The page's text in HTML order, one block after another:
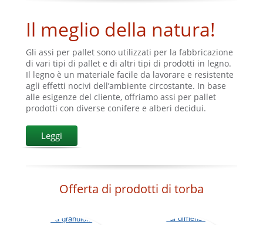
Il meglio della natura!
Gli assi per pallet sono utilizzati per la fabbricazione
di vari tipi di pallet e di altri tipi di prodotti in legno.
Il legno è un materiale facile da lavorare e resistente
agli effetti nocivi dell’ambiente circostante. In base
alle esigenze del cliente, offriamo assi per pallet
prodotti con diverse conifere e alberi decidui.
Leggi
Offerta di prodotti di torba